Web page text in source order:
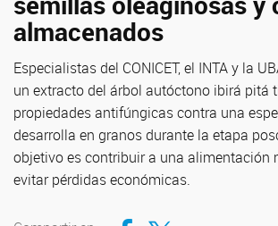
almacenados
Especialistas del CONICET, el INTA y la
un extracto del árbol autóctono ibirá pitá
propiedades antifúngicas contra una
desarrolla en granos durante la etapa
objetivo es contribuir a una alimentación
evitar pérdidas económicas.
Compartir en Facebook
Compartir en Twitter